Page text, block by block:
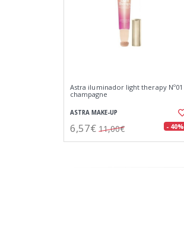
Astra iluminador light therapy Nº01
champagne
ASTRA MAKE-UP
6,57€ 11,00€ - 40%